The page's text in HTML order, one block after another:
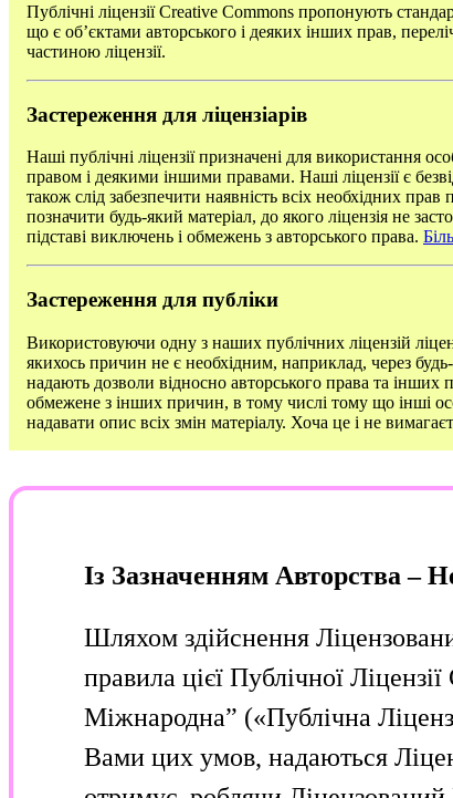
Публічні ліцензії Creative Commons пропонують
що є об’єктами авторського і деяких інших прав,
частиною ліцензії.
Застереження для ліцензіарів
Наші публічні ліцензії призначені для використання
правом і деякими іншими правами. Наші ліцензії є
також слід забезпечити наявність всіх необхідних
позначити будь-який матеріал, до якого ліцензія не
підставі виключень і обмежень з авторського права.
Застереження для публіки
Використовуючи одну з наших публічних ліцензій
якихось причин не є необхідним, наприклад, через
надають дозволи відносно авторського права та інших
обмежене з інших причин, в тому числі тому що інші
надавати опис всіх змін матеріалу. Хоча це і не
Із Зазначенням Авторства –
Шляхом здійснення
правила цієї Публічної
Міжнародна” («Публічна
Вами цих умов, надаються